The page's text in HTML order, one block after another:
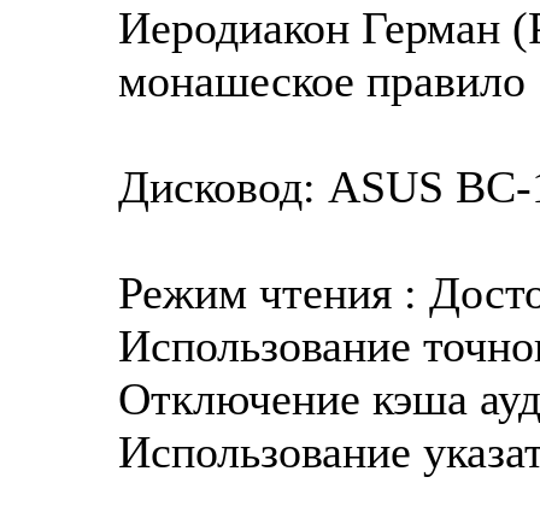
Иеродиакон Герман
монашеское правило
Дисковод: ASUS
Режим чтения :
Использование
Отключение кэша
Использование